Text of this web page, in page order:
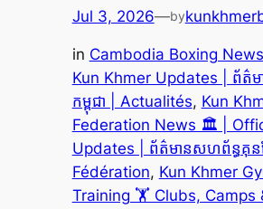
Jul 3, 2026—by
in Cambodia Boxing
Kun Khmer Updates | ព័ត៌ម
កម្ពុជា | Actualités, Kun
Federation News 🏛️ |
Updates | ព័ត៌មានសហព័ន្ធគុនខ្ម
Fédération, Kun Khmer
Training 🏋️ Clubs, Camps